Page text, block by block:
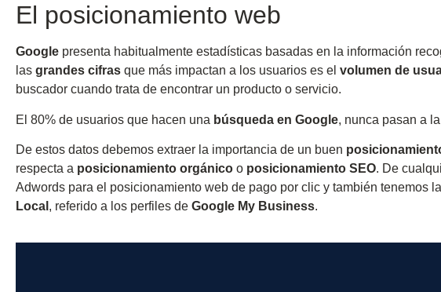
El posicionamiento web
Google presenta habitualmente estadísticas basadas en la información
las grandes cifras que más impactan a los usuarios es el volumen de
buscador cuando trata de encontrar un producto o servicio.
El 80% de usuarios que hacen una búsqueda en Google, nunca pasan a
De estos datos debemos extraer la importancia de un buen
respecta a posicionamiento orgánico o posicionamiento SEO. De
Adwords para el posicionamiento web de pago por clic y también tenemos
Local , referido a los perfiles de Google My Business.